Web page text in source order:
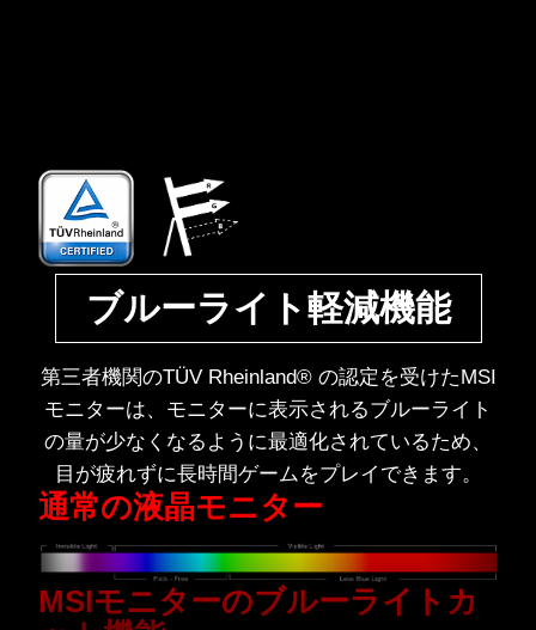
ブルーライト軽減機能
第三者機関のTÜV Rheinland® の認定を受けたMSI
モニターは、モニターに表示されるブルーライト
の量が少なくなるように最適化されているため、
目が疲れずに長時間ゲームをプレイできます。
通常の液晶モニター
MSIモニターのブルーライトカ